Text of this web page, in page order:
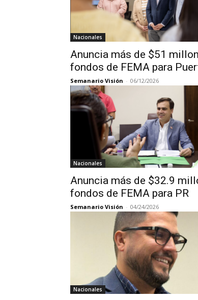
Nacionales
Anuncia más de $51
fondos de FEMA para
Semanario Visión - 06/12/2026
Nacionales
Anuncia más de $32.9
fondos de FEMA para PR
Semanario Visión - 04/24/2026
Nacionales